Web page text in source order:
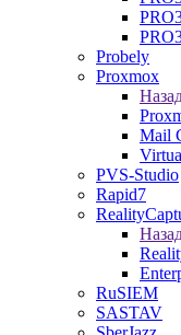
Probely
Proxmox
Mail
PVS-Studio
Rapid7
RuSIEM
SASTAV